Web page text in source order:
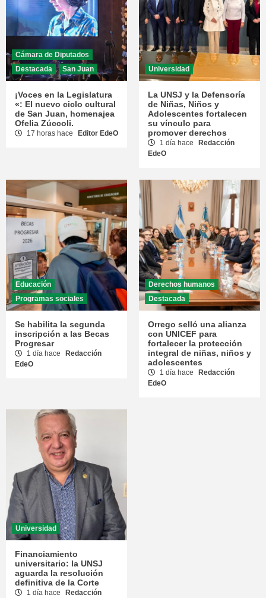
Cámara de Diputados
Destacada
San Juan
¡Voces en la Legislatura
«: El nuevo ciclo cultural
de San Juan, homenajea
Ofelia Zúccoli.
17 horas hace Editor EdeO
Universidad
La UNSJ y la Defensoría
de Niñas, Niños y
Adolescentes fortalecen
su vínculo para
promover derechos
1 día hace
Redacción
EdeO
Educación
Programas sociales
Se habilita la segunda
inscripción a las Becas
Progresar
1 día hace
Redacción
EdeO
Derechos humanos
Destacada
Orrego selló una alianza
con UNICEF para
fortalecer la protección
integral de niñas, niños y
adolescentes
1 día hace
Redacción
EdeO
Universidad
Financiamiento
universitario: la UNSJ
aguarda la resolución
definitiva de la Corte
1 día hace Redacción